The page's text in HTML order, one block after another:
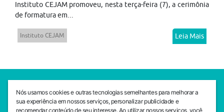
Instituto CEJAM promoveu, nesta terça-feira (7), a cerimônia
de formatura em...
Instituto CEJAM Leia Mais
SEDE CEJAM
Av. da Liberdade, 765, Liberdade, São Paulo, 01503-001
(11) 3469 - 1818
Nós usamos cookies e outras tecnologias semelhantes para melhorar a
sua experiência em nossos serviços, personalizar publicidade e
recomendar conteúdo de seu interesse. Ao utilizar nossos serviços, você